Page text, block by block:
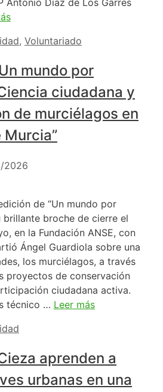
Antonio Díaz de Los Garres
, Voluntariado
mundo por
ciudadana y
de murciélagos en
Murcia”
2026
de “Un mundo por
brillante broche de cierre el
en la Fundación ANSE, con
Ángel Guardiola sobre una
los murciélagos, a través
proyectos de conservación
ciudadana activa.
técnico … Leer más
aprenden a
urbanas en una